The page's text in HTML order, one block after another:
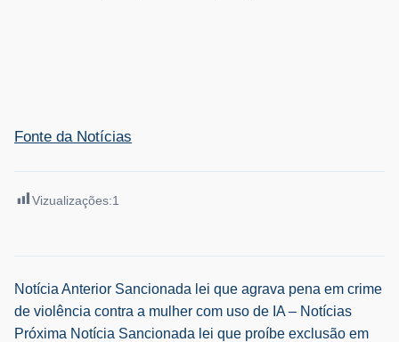
Fonte da Notícias
Vizualizações:1
Navegação
de
Notícia Anterior Sancionada lei que agrava pena em crime
de violência contra a mulher com uso de IA – Notícias
Próxima Notícia Sancionada lei que proíbe exclusão em